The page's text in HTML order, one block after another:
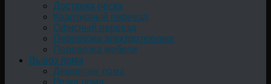
Доставка песка
Квартирный переезд
Офисный переезд
Перевозка электротехники
Перевозка мебели
Вывоз лома
Демонтаж лома
Резка лома